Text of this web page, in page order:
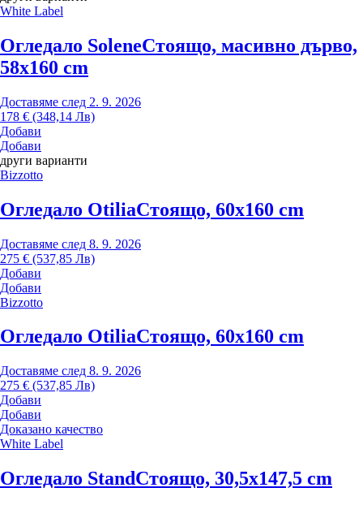
White Label
Огледало SoleneСтоящо, масивно дърво,
58x160 cm
Доставяме след 2. 9. 2026
178 € (348,14 Лв)
Добави
Добави
други варианти
Bizzotto
Огледало OtiliaСтоящо, 60x160 cm
Доставяме след 8. 9. 2026
275 € (537,85 Лв)
Добави
Добави
Bizzotto
Огледало OtiliaСтоящо, 60x160 cm
Доставяме след 8. 9. 2026
275 € (537,85 Лв)
Добави
Добави
Доказано качество
White Label
Огледало StandСтоящо, 30,5x147,5 cm